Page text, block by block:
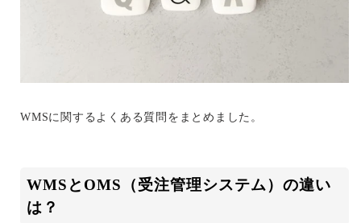
WMSに関するよくある質問をまとめました。
WMSとOMS（受注管理システム）の違い
は？